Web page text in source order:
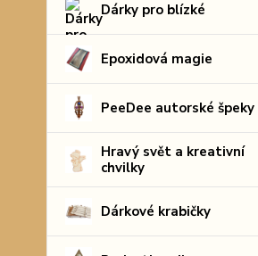
Dárky pro blízké
Epoxidová magie
PeeDee autorské špeky
Hravý svět a kreativní
chvilky
Dárkové krabičky